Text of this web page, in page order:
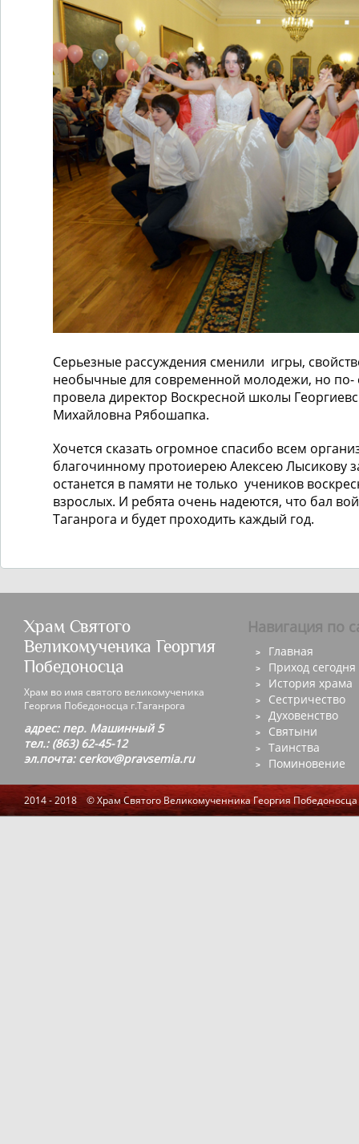
Серьезные рассуждения сменили игры,
необычные для современной молодежи, но по-
провела директор Воскресной школы
Михайловна Рябошапка.
Хочется сказать огромное спасибо всем
благочинному протоиерею Алексею Лысикову
останется в памяти не только учеников
взрослых. И ребята очень надеются, что бал
Таганрога и будет проходить каждый год.
Храм Святого
Великомученика Георгия
Победоносца
Храм во имя святого великомученика
Георгия Победоносца г.Таганрога
адрес: пер. Машинный 5
тел.: (863) 62-45-12
эл.почта: cerkov@pravsemia.ru
Навигация по
Главная
Приход сегодня
История храма
Сестричество
Духовенство
Святыни
Таинства
Поминовение
2014 - 2018 © Храм Святого Великомученника Георгия Победоносца